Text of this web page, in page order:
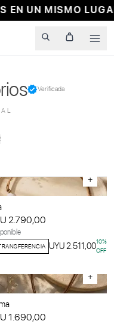
UN MISMO LUGAR
Verificada
+
2.790,00
UYU 2.511,0010%
OFF
+
1.690,00